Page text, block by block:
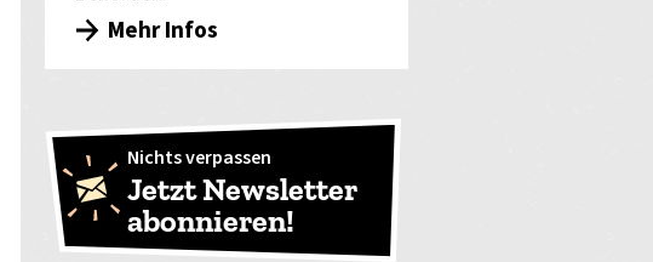
Mehr Infos
Nichts verpassen
Jetzt Newsletter
abonnieren!